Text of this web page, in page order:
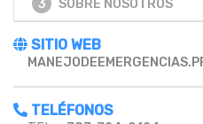
3 SOBRE NOSOTROS
SITIO WEB
TELÉFONOS